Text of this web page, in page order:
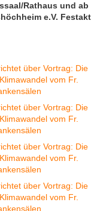
Rathaus und ab
e.V. Festakt